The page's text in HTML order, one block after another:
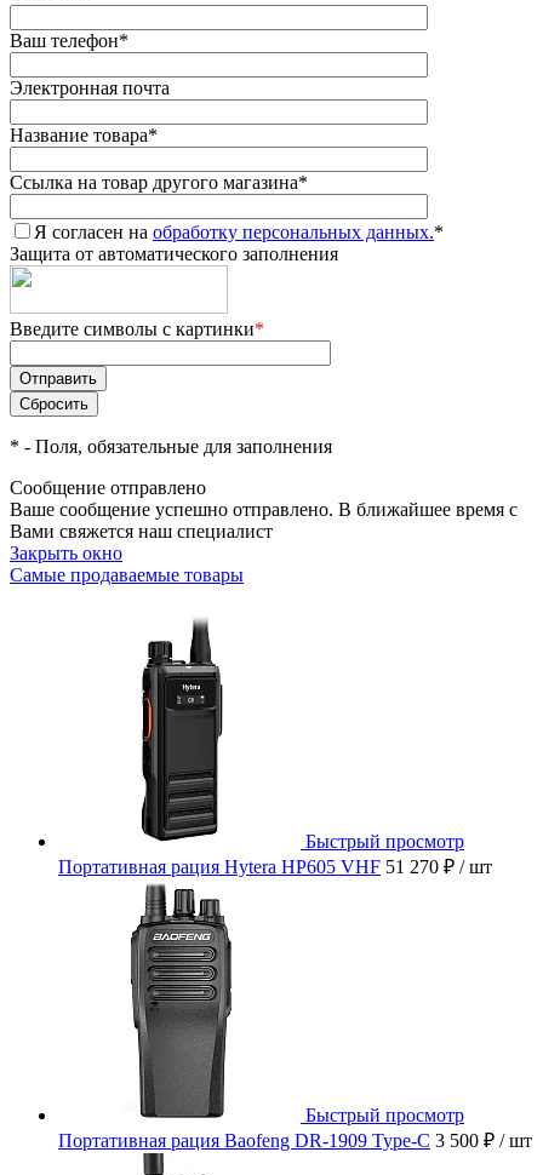
Ваш телефон*
Электронная почта
Название товара*
Ссылка на товар другого магазина*
Я согласен на обработку персональных данных.*
Защита от автоматического заполнения
Введите символы с картинки*
* - Поля, обязательные для заполнения
Сообщение отправлено
Ваше сообщение успешно отправлено. В ближайшее время с
Вами свяжется наш специалист
Закрыть окно
Самые продаваемые товары
Быстрый просмотр
Портативная рация Hytera HP605 VHF 51 270 ₽ / шт
Быстрый просмотр
Портативная рация Baofeng DR-1909 Type-C 3 500 ₽ / шт